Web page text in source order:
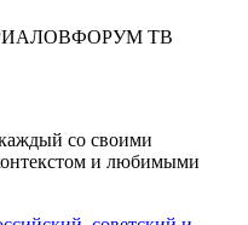
ФОРУМ ТВ
со своими
и любимыми